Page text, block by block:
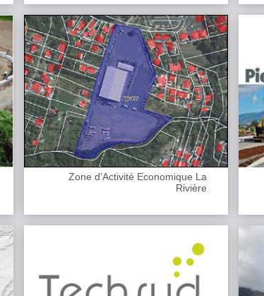
Zone d’Activité Economique La
Rivière